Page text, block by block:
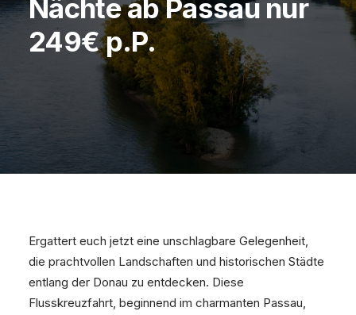
Nächte ab Passau nur
249€ p.P.
Ergattert euch jetzt eine unschlagbare Gelegenheit,
die prachtvollen Landschaften und historischen Städte
entlang der Donau zu entdecken. Diese
Flusskreuzfahrt, beginnend im charmanten Passau,